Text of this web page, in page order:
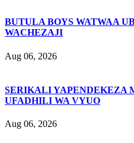
BUTULA BOYS WATWAA
WACHEZAJI
Aug 06, 2026
SERIKALI YAPENDEKEZA
UFADHILI WA VYUO
Aug 06, 2026